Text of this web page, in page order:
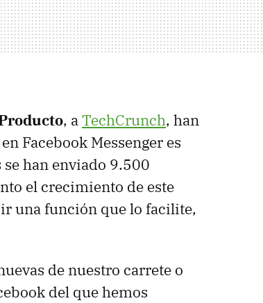
, aTechCrunch, han
Facebook Messenger es
han enviado 9.500
el crecimiento de este
una función que lo facilite,
de nuestro carrete o
del que hemos